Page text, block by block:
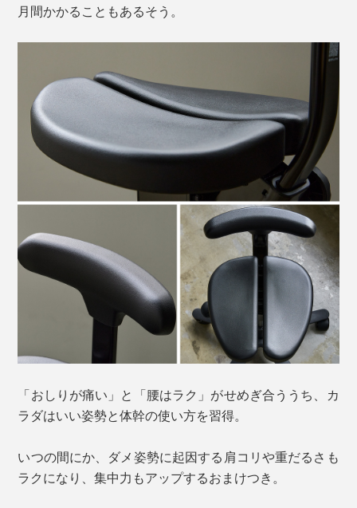
月間かかることもあるそう。
「おしりが痛い」と「腰はラク」がせめぎ合ううち、カ
ラダはいい姿勢と体幹の使い方を習得。
いつの間にか、ダメ姿勢に起因する肩コリや重だるさも
ラクになり、集中力もアップするおまけつき。